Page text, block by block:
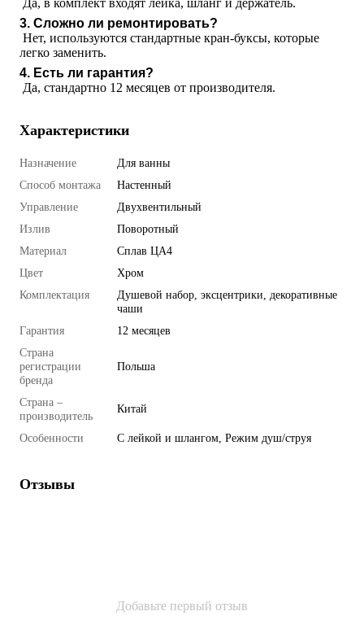
3. Сложно ли ремонтировать?
легко заменить.
4. Есть ли гарантия?
Да, стандартно 12 месяцев от производителя.
Характеристики
Назначение
Для ванны
Способ монтажа
Настенный
Управление
Двухвентильный
Излив
Поворотный
Материал
Сплав ЦА4
Цвет
Хром
Комплектация
Душевой набор, эксцентрики, декоративные
чаши
Гарантия
12 месяцев
Страна
регистрации
бренда
Польша
Страна –
производитель
Китай
Особенности С лейкой и шлангом, Режим душ/струя
Отзывы
Добавьте первый отзыв